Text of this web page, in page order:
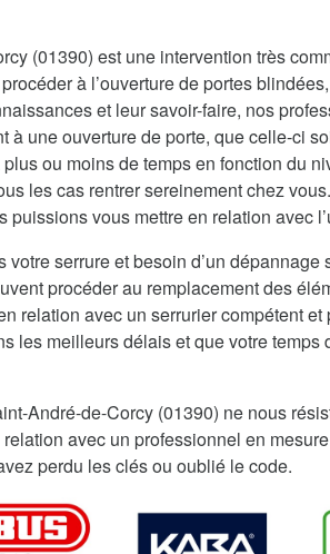
(01390) est une intervention très
à l’ouverture de portes
et leur savoir-faire, nos
à une ouverture de porte, que celle-ci
ou moins de temps en fonction du
les cas rentrer sereinement chez
vous mettre en relation avec
serrure et besoin d’un dépannage
procéder au remplacement des
relation avec un serrurier compétent
les meilleurs délais et que votre temps
André-de-Corcy (01390) ne nous
avec un professionnel en
perdu les clés ou oublié le code.